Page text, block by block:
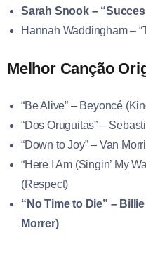
Sarah Snook –
Hannah Waddingham –
Melhor Canção
“Be Alive” – Beyoncé
“Dos Oruguitas” –
“Down to Joy” – Van
“Here I Am (Singin’ My
(Respect)
“No Time to Die” –
Morrer)